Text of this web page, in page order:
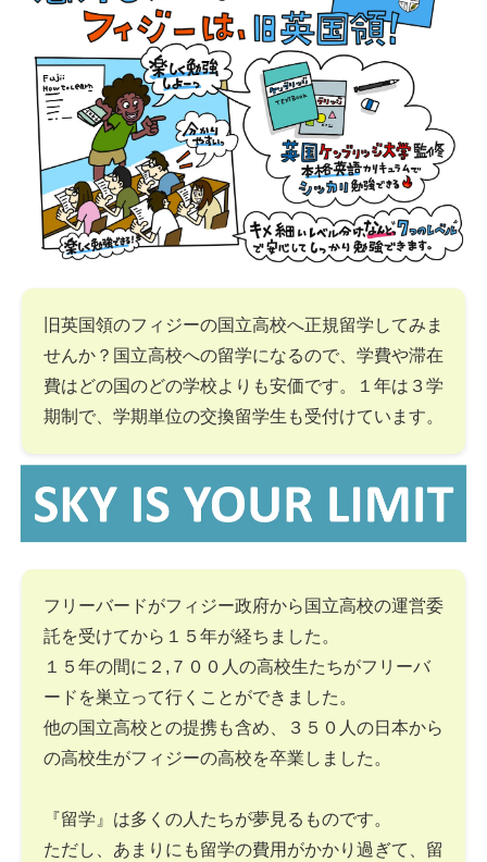
旧英国領のフィジーの国立高校へ正規留学してみま
せんか？国立高校への留学になるので、学費や滞在
費はどの国のどの学校よりも安価です。１年は３学
期制で、学期単位の交換留学生も受付けています。
フリーバードがフィジー政府から国立高校の運営委
託を受けてから１５年が経ちました。
１５年の間に２,７００人の高校生たちがフリーバ
ードを巣立って行くことができました。
他の国立高校との提携も含め、３５０人の日本から
の高校生がフィジーの高校を卒業しました。
『留学』は多くの人たちが夢見るものです。
ただし、あまりにも留学の費用がかかり過ぎて、留